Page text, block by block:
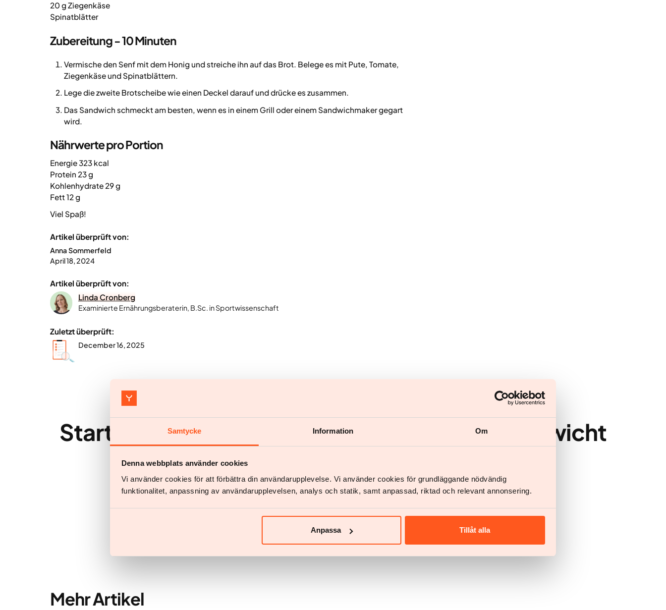
Samtycke Information Om
Denna webbplats använder cookies
Vi använder cookies för att förbättra din användarupplevelse. Vi använder cookies för grundläggande nödvändig
funktionalitet, anpassning av användarupplevelsen, analys och statik, samt anpassad, riktad och relevant annonsering.
Anpassa Tillåt alla
20 g Ziegenkäse
Spinatblätter
Zubereitung - 10 Minuten
Vermische den Senf mit dem Honig und streiche ihn auf das Brot. Belege es mit Pute, Tomate,
Ziegenkäse und Spinatblättern.
Lege die zweite Brotscheibe wie einen Deckel darauf und drücke es zusammen.
Das Sandwich schmeckt am besten, wenn es in einem Grill oder einem Sandwichmaker gegart
wird.
Nährwerte pro Portion
Energie 323 kcal
Protein 23 g
Kohlenhydrate 29 g
Fett 12 g
Viel Spaß!
Artikel überprüft von:
Anna Sommerfeld
April 18, 2024
Artikel überprüft von:
Linda Cronberg
Examinierte Ernährungsberaterin, B.Sc. in Sportwissenschaft
Zuletzt überprüft:
December 16, 2025
Starte noch deine Reise zu einem gesunden Gewicht
Alles, was du tun musst, ist ein Konto zu erstellen und einige Fragen zu deiner Gesundheit zu behantworten
Jetzt starten
Jetzt starten
Mehr Artikel